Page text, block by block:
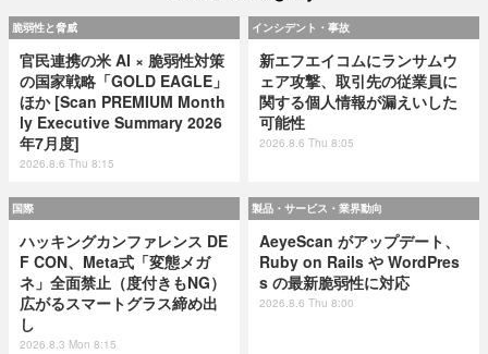
脆弱性と脅威
官民連携の米 AI × 脆弱性対策
の国家戦略「GOLD EAGLE」
ほか [Scan PREMIUM Month
ly Executive Summary 2026
年7月度]
2026.8.6 Thu 8:15
インシデント・事故
新エフエイコムにランサムウ
ェア攻撃、取引先の従業員に
関する個人情報が漏えいした
可能性
2026.8.6 Thu 8:05
国際
ハッキングカンファレンス DE
F CON、Meta式「変態メガ
ネ」全面禁止（度付きもNG）
広がるスマートグラス締め出
し
2026.8.3 Mon 8:15
製品・サービス・業界動向
AeyeScan がアップデート、
Ruby on Rails や WordPres
s の最新脆弱性に対応
2026.8.6 Thu 8:00